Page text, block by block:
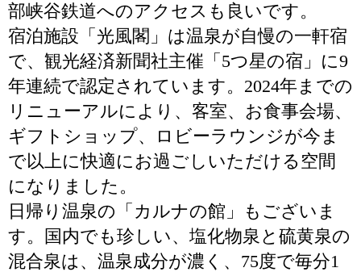
部峡谷鉄道へのアクセスも良いです。
宿泊施設「光風閣」は温泉が自慢の一軒宿
で、観光経済新聞社主催「5つ星の宿」に9
年連続で認定されています。2024年までの
リニューアルにより、客室、お食事会場、
ギフトショップ、ロビーラウンジが今ま
で以上に快適にお過ごしいただける空間
になりました。
日帰り温泉の「カルナの館」もございま
す。国内でも珍しい、塩化物泉と硫黄泉の
混合泉は、温泉成分が濃く、75度で毎分1